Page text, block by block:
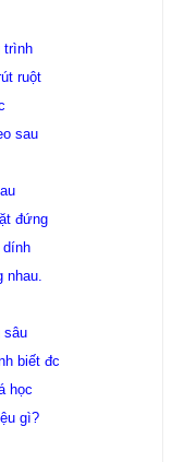
trình
ruột
sau
đứng
nhau.
sâu
biết đc
học
gì?